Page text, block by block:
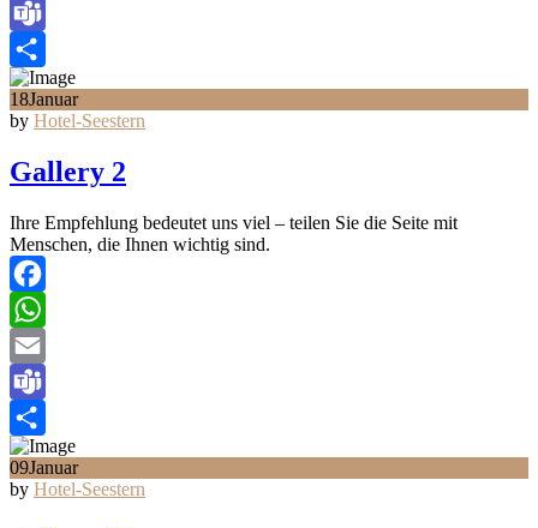
Email
Teams
Teilen
18Januar
by Hotel-Seestern
Gallery 2
Ihre Empfehlung bedeutet uns viel – teilen Sie die Seite mit
Menschen, die Ihnen wichtig sind.
Facebook
WhatsApp
Email
Teams
Teilen
09Januar
by Hotel-Seestern